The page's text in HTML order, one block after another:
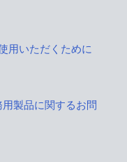
用いただくために
製品に関するお問